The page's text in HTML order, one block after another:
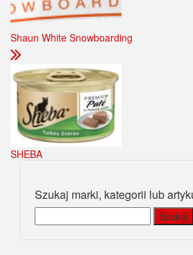
Shaun White Snowboarding
SHEBA
Szukaj marki, kategorii lub